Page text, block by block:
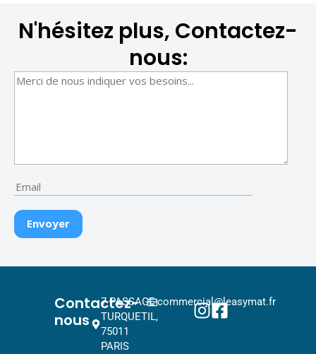
N'hésitez plus, Contactez-
nous:
Contactez-
nous
7 PASSAGE
TURQUETIL,
75011
PARIS
commercial@leasymat.fr